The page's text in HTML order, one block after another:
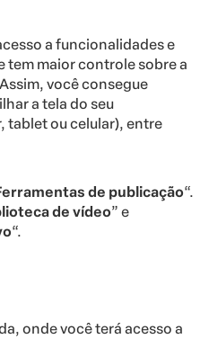
a funcionalidades e
tem maior controle sobre a
você consegue
a tela do seu
tablet ou celular), entre
de publicação“.
de vídeo” e
“.
onde você terá acesso a